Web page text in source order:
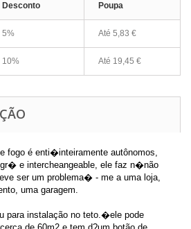
Desconto Poupa
5% Até 5,83 €
10% Até 19,45 €
fogo é enti�inteiramente autônomos,
e intercheangeable, ele faz n�não
ser um problema� - me a uma loja,
uma garagem.
para instalação no teto.�ele pode